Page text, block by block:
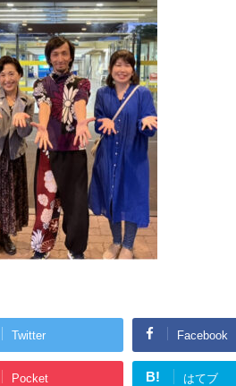
Twitter Facebook
Pocket B! はてブ